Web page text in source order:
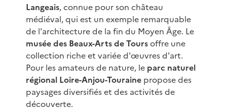
Langeais, connue pour son château
médiéval, qui est un exemple remarquable
de l'architecture de la fin du Moyen Âge. Le
musée des Beaux-Arts de Toursoffre une
collection riche et variée d'œuvres d'art.
Pour les amateurs de nature, le parc naturel
régional Loire-Anjou-Tourainepropose des
paysages diversifiés et des activités de
découverte.